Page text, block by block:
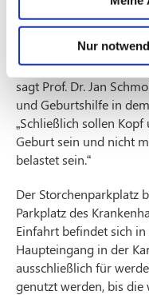
Nur
Storchenparkplatz wird
freue mich sehr, dass
erst einen Parkplatz
sagt Prof. Dr. Jan
und Geburtshilfe in
„Schließlich sollen
Geburt sein und nicht
belastet sein.“
Der Storchenparkplatz
Parkplatz des
Einfahrt befindet sich
Haupteingang in der
ausschließlich für
genutzt werden, bis